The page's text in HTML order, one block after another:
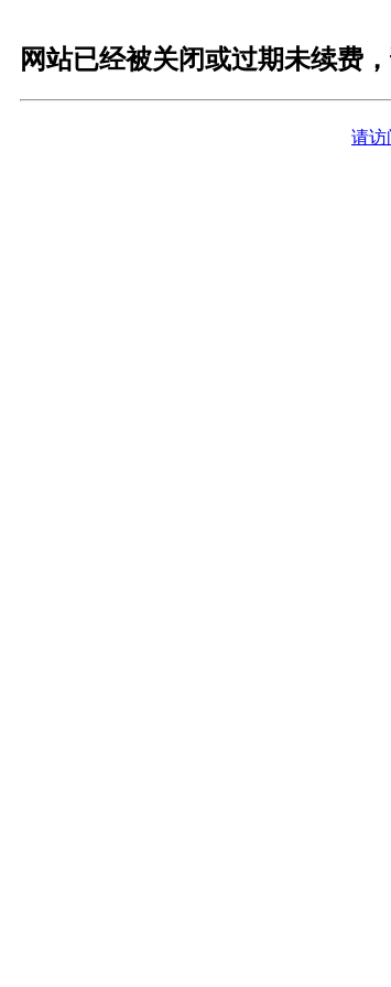
网站已经被关闭或过期未续费，
请访